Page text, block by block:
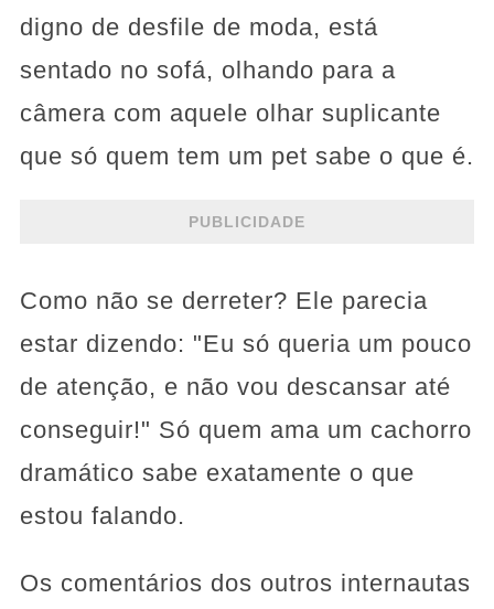
digno de desfile de moda, está
sentado no sofá, olhando para a
câmera com aquele olhar suplicante
que só quem tem um pet sabe o que é.
PUBLICIDADE
Como não se derreter? Ele parecia
estar dizendo: "Eu só queria um pouco
de atenção, e não vou descansar até
conseguir!" Só quem ama um cachorro
dramático sabe exatamente o que
estou falando.
Os comentários dos outros internautas